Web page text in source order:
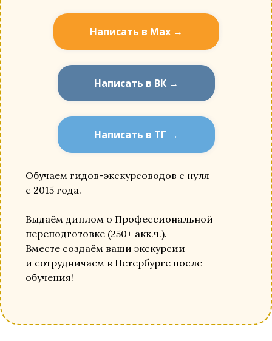
Написать в Мах →
Написать в ВК →
Написать в ТГ →
Обучаем гидов-экскурсоводов с нуля
с 2015 года.
Выдаём диплом о Профессиональной
переподготовке (250+ акк.ч.).
Вместе создаём ваши экскурсии
и сотрудничаем в Петербурге после
обучения!